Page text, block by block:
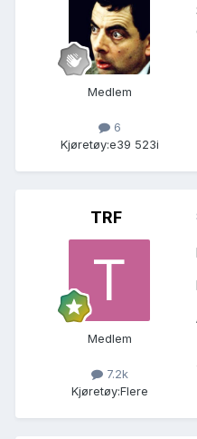
Medlem
6
Kjøretøy:e39 523i
TRF
Medlem
7.2k
Kjøretøy:Flere